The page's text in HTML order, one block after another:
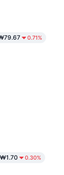
0.71%
₩1.70 0.30%